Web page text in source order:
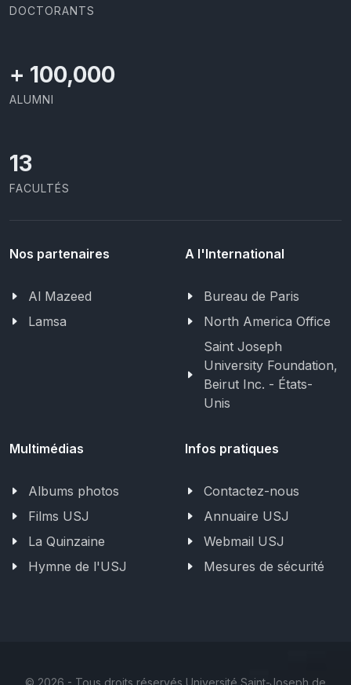
DOCTORANTS
+ 100,000
ALUMNI
13
FACULTÉS
Nos partenaires
Al Mazeed
Lamsa
A l'International
Bureau de Paris
North America Office
Saint Joseph
University Foundation,
Beirut Inc. - États-
Unis
Multimédias
Albums photos
Films USJ
La Quinzaine
Hymne de l'USJ
Infos pratiques
Contactez-nous
Annuaire USJ
Webmail USJ
Mesures de sécurité
© 2026 - Tous droits réservés Université Saint-Joseph de